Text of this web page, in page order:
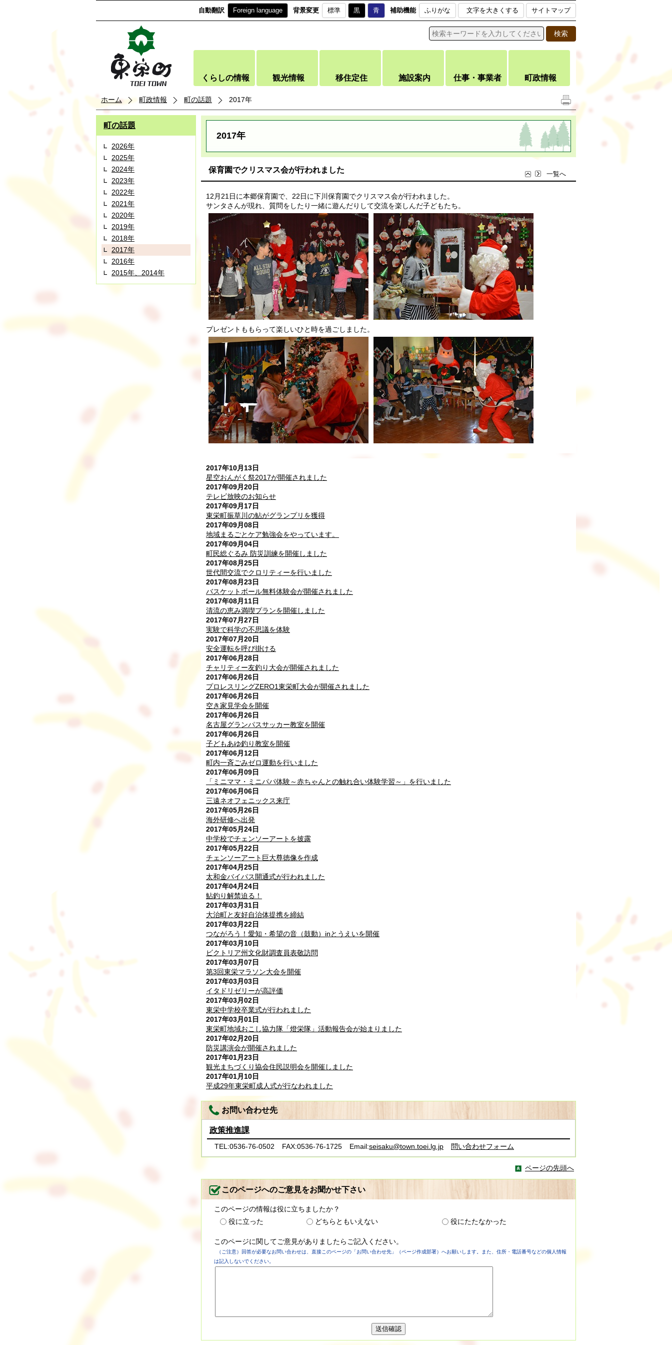
自動翻訳 Foreign language 背景変更 標準 黒 青 補助機能 ふりがな 文字を大きくする サイトマップ
くらしの情報 観光情報 移住定住 施設案内 仕事・事業者 町政情報
ホーム 町政情報 町の話題 2017年
町の話題
2026年
2025年
2024年
2023年
2022年
2021年
2020年
2019年
2018年
2017年
2016年
2015年、2014年
2017年
保育園でクリスマス会が行われました 一覧へ
12月21日に本郷保育園で、22日に下川保育園でクリスマス会が行われました。
サンタさんが現れ、質問をしたり一緒に遊んだりして交流を楽しんだ子どもたち。
プレゼントももらって楽しいひと時を過ごしました。
2017年10月13日
星空おんがく祭2017が開催されました
2017年09月20日
テレビ放映のお知らせ
2017年09月17日
東栄町振草川の鮎がグランプリを獲得
2017年09月08日
地域まるごとケア勉強会をやっています。
2017年09月04日
町民総ぐるみ 防災訓練を開催しました
2017年08月25日
世代間交流でクロリティーを行いました
2017年08月23日
バスケットボール無料体験会が開催されました
2017年08月11日
清流の恵み満喫プランを開催しました
2017年07月27日
実験で科学の不思議を体験
2017年07月20日
安全運転を呼び掛ける
2017年06月28日
チャリティー友釣り大会が開催されました
2017年06月26日
プロレスリングZERO1東栄町大会が開催されました
2017年06月26日
空き家見学会を開催
2017年06月26日
名古屋グランパスサッカー教室を開催
2017年06月26日
子どもあゆ釣り教室を開催
2017年06月12日
町内一斉ごみゼロ運動を行いました
2017年06月09日
「ミニママ・ミニパパ体験～赤ちゃんとの触れ合い体験学習～」を行いました
2017年06月06日
三遠ネオフェニックス来庁
2017年05月26日
海外研修へ出発
2017年05月24日
中学校でチェンソーアートを披露
2017年05月22日
チェンソーアート巨大尊徳像を作成
2017年04月25日
太和金バイパス開通式が行われました
2017年04月24日
鮎釣り解禁迫る！
2017年03月31日
大治町と友好自治体提携を締結
2017年03月22日
つながろう！愛知・希望の音（鼓動）inとうえいを開催
2017年03月10日
ビクトリア州文化財調査員表敬訪問
2017年03月07日
第3回東栄マラソン大会を開催
2017年03月03日
イタドリゼリーが高評価
2017年03月02日
東栄中学校卒業式が行われました
2017年03月01日
東栄町地域おこし協力隊「燈栄隊」活動報告会が始まりました
2017年02月20日
防災講演会が開催されました
2017年01月23日
観光まちづくり協会住民説明会を開催しました
2017年01月10日
平成29年東栄町成人式が行なわれました
お問い合わせ先
政策推進課
TEL:0536-76-0502 FAX:0536-76-1725 Email:seisaku@town.toei.lg.jp 問い合わせフォーム
ページの先頭へ
このページへのご意見をお聞かせ下さい
このページの情報は役に立ちましたか？
役に立った
どちらともいえない 役にたたなかった
このページに関してご意見がありましたらご記入ください。
（ご注意）回答が必要なお問い合わせは、直接このページの「お問い合わせ先」（ページ作成部署）へお願いします。また、住所・電話番号などの個人情報
は記入しないでください。